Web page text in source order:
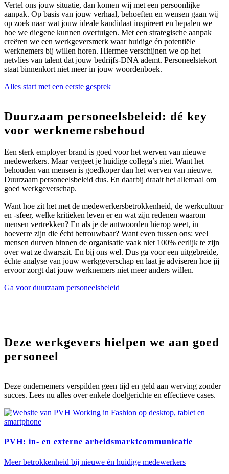
Vertel ons jouw situatie, dan komen wij met een persoonlijke
aanpak. Op basis van jouw verhaal, behoeften en wensen gaan wij
op zoek naar wat jouw ideale kandidaat inspireert en bepalen we
hoe we diegene kunnen overtuigen. Met een strategische aanpak
creëren we een werkgeversmerk waar huidige én potentiële
werknemers bij willen horen. Hiermee verschijnen we op het
netvlies van talent dat jouw bedrijfs-DNA ademt. Personeelstekort
staat binnenkort niet meer in jouw woordenboek.
Alles start met een eerste gesprek
Duurzaam personeelsbeleid: dé key
voor werknemersbehoud
Een sterk employer brand is goed voor het werven van nieuwe
medewerkers. Maar vergeet je huidige collega’s niet. Want het
behouden van mensen is goedkoper dan het werven van nieuwe.
Duurzaam personeelsbeleid dus. En daarbij draait het allemaal om
goed werkgeverschap.
Want hoe zit het met de medewerkersbetrokkenheid, de werkcultuur
en -sfeer, welke kritieken leven er en wat zijn redenen waarom
mensen vertrekken? En als je de antwoorden hierop weet, in
hoeverre zijn die écht betrouwbaar? Want even tussen ons: veel
mensen durven binnen de organisatie vaak niet 100% eerlijk te zijn
over wat ze dwarszit. En bij ons wel. Dus ga voor een uitgebreide,
échte analyse van jouw werkgeverschap en laat je adviseren hoe jij
ervoor zorgt dat jouw werknemers niet meer anders willen.
Ga voor duurzaam personeelsbeleid
Deze werkgevers hielpen we aan goed
personeel
Deze ondernemers verspilden geen tijd en geld aan werving zonder
succes. Lees nu alles over enkele doelgerichte en effectieve cases.
PVH: in- en externe arbeidsmarktcommunicatie
Meer betrokkenheid bij nieuwe én huidige medewerkers